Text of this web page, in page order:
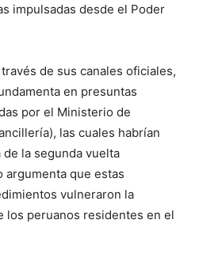
impulsadas desde el Poder
de sus canales oficiales,
en presuntas
por el Ministerio de
las cuales habrían
la segunda vuelta
argumenta que estas
vulneraron la
los peruanos residentes en el